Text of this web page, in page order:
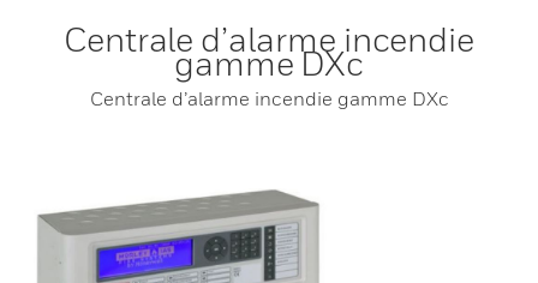
Centrale d’alarme incendie
gamme DXc
Centrale d’alarme incendie gamme DXc